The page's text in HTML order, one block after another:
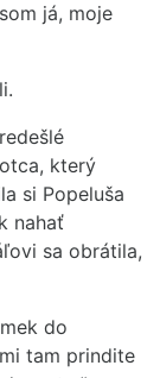
já, moje
který
si Popeluša
nahať
sa obrátila,
do
tam prindite